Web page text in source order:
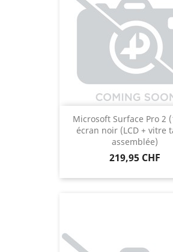
Microsoft Surface Pro 2
écran noir (LCD + vitre
assemblée)
Prix
219,95 CHF